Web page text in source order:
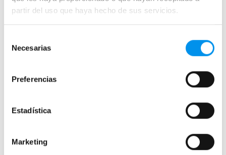
partir del uso que haya hecho de sus servicios.
Necesarias
Preferencias
Estadística
Marketing
Mamparas de bañera
Hojas o biombos de bañera
Mamparas de bañera correderas
Plegables
Mamparas de ducha